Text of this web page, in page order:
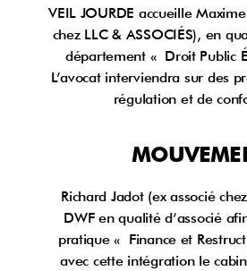
VEIL JOURDE accueille
chez LLC & ASSOCIÉS), en
département « Droit Public
L’avocat interviendra sur des
régulation et de
Richard Jadot (ex associé
DWF en qualité d’associé
pratique « Finance et
avec cette intégration le